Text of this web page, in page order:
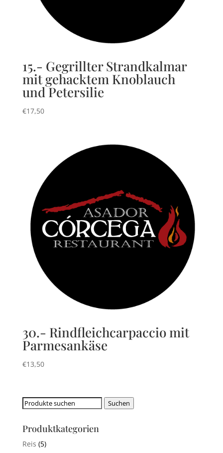
15.- Gegrillter Strandkalmar
mit gehacktem Knoblauch
und Petersilie
€17,50
30.- Rindfleichcarpaccio mit
Parmesankäse
€13,50
Suchen
Suchen
Produktkategorien
Reis (5)